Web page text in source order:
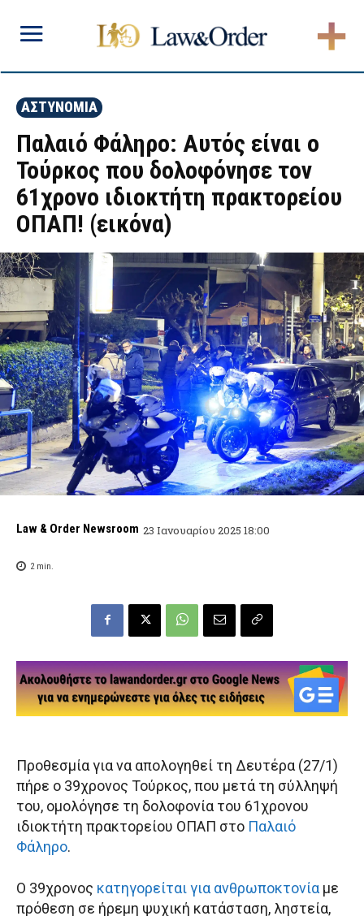
ΑΣΤΥΝΟΜΙΑ
Παλαιό Φάληρο: Αυτός είναι ο
Τούρκος που δολοφόνησε τον
61χρονο ιδιοκτήτη πρακτορείου
ΟΠΑΠ! (εικόνα)
Law & Order Newsroom 23 Ιανουαρίου 2025 18:00
2min.
Προθεσμία για να απολογηθεί τη Δευτέρα (27/1)
πήρε ο 39χρονος Τούρκος, που μετά τη σύλληψή
του, ομολόγησε τη δολοφονία του 61χρονου
ιδιοκτήτη πρακτορείου ΟΠΑΠ στο Παλαιό
Φάληρο.
Ο 39χρονος κατηγορείται για ανθρωποκτονίαμε
πρόθεση σε ήρεμη ψυχική κατάσταση, ληστεία,